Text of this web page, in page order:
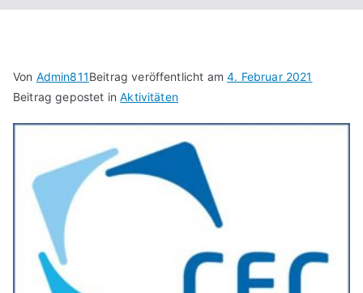
Von Admin811Beitrag veröffentlicht am4. Februar 2021
Beitrag gepostet inAktivitäten